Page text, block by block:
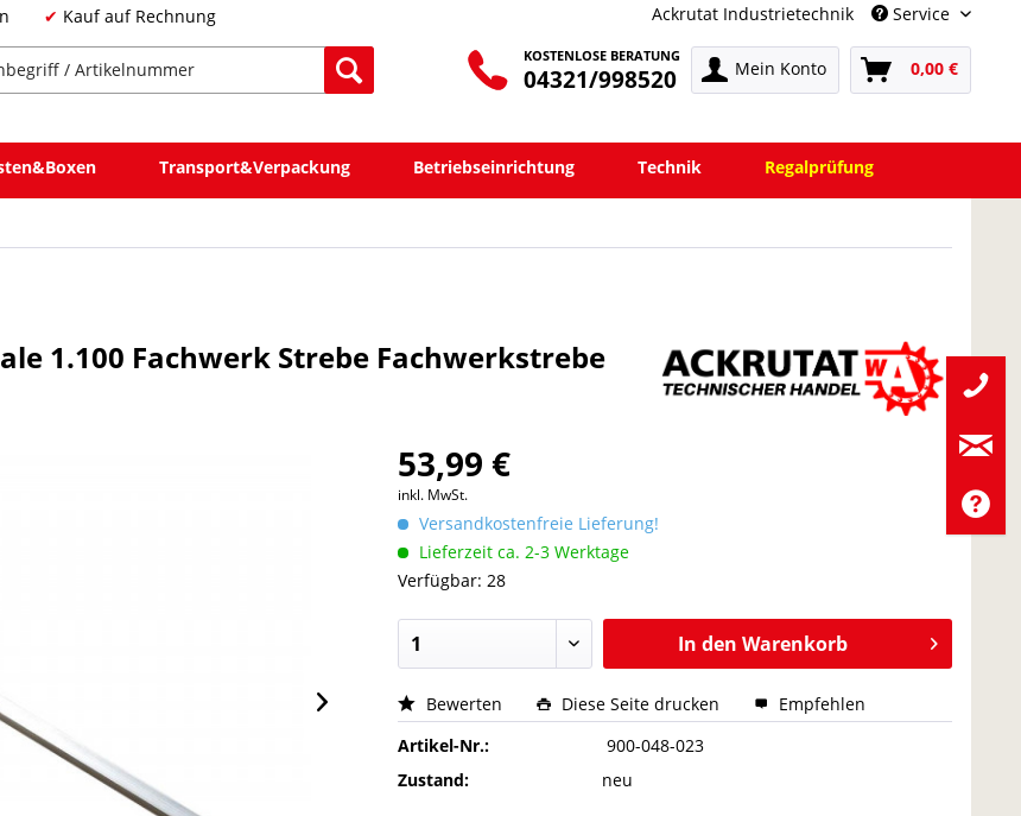
Kauf auf Rechnung Ackrutat Industrietechnik Service
KOSTENLOSE BERATUNG
04321/998520 Mein Konto 0,00 €
Transport&Verpackung Betriebseinrichtung Technik Regalprüfung
1.100 Fachwerk Strebe Fachwerkstrebe
53,99 €
inkl. MwSt.
Versandkostenfreie Lieferung!
Lieferzeit ca. 2-3 Werktage
Verfügbar: 28
In den Warenkorb
Bewerten Diese Seite drucken
Empfehlen
Artikel-Nr.:
900-048-023
Zustand:
neu